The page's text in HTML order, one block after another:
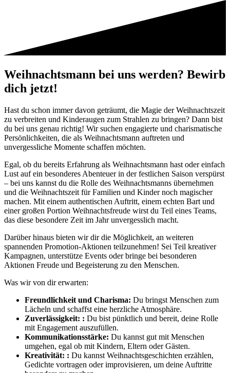
Weihnachtsmann bei uns werden? Bewirb
dich jetzt!
Hast du schon immer davon geträumt, die Magie der Weihnachtszeit
zu verbreiten und Kinderaugen zum Strahlen zu bringen? Dann bist
du bei uns genau richtig! Wir suchen engagierte und charismatische
Persönlichkeiten, die als Weihnachtsmann auftreten und
unvergessliche Momente schaffen möchten.
Egal, ob du bereits Erfahrung als Weihnachtsmann hast oder einfach
Lust auf ein besonderes Abenteuer in der festlichen Saison verspürst
– bei uns kannst du die Rolle des Weihnachtsmanns übernehmen
und die Weihnachtszeit für Familien und Kinder noch magischer
machen. Mit einem authentischen Auftritt, einem echten Bart und
einer großen Portion Weihnachtsfreude wirst du Teil eines Teams,
das diese besondere Zeit im Jahr unvergesslich macht.
Darüber hinaus bieten wir dir die Möglichkeit, an weiteren
spannenden Promotion-Aktionen teilzunehmen! Sei Teil kreativer
Kampagnen, unterstütze Events oder bringe bei besonderen
Aktionen Freude und Begeisterung zu den Menschen.
Was wir von dir erwarten:
Freundlichkeit und Charisma: Du bringst Menschen zum
Lächeln und schaffst eine herzliche Atmosphäre.
Zuverlässigkeit: : Du bist pünktlich und bereit, deine Rolle
mit Engagement auszufüllen.
Kommunikationsstärke: Du kannst gut mit Menschen
umgehen, egal ob mit Kindern, Eltern oder Gästen.
Kreativität: : Du kannst Weihnachtsgeschichten erzählen,
Gedichte vortragen oder improvisieren, um deine Auftritte